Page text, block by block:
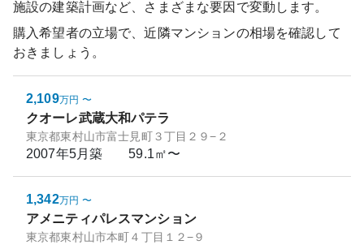
施設の建築計画など、さまざまな要因で変動します。
購入希望者の立場で、近隣マンションの相場を確認して
おきましょう。
2,109万円 〜
クオーレ武蔵大和パテラ
東京都東村山市富士見町３丁目２９−２
2007年5月築 59.1㎡〜
1,342万円 〜
アメニティパレスマンション
東京都東村山市本町４丁目１２−９